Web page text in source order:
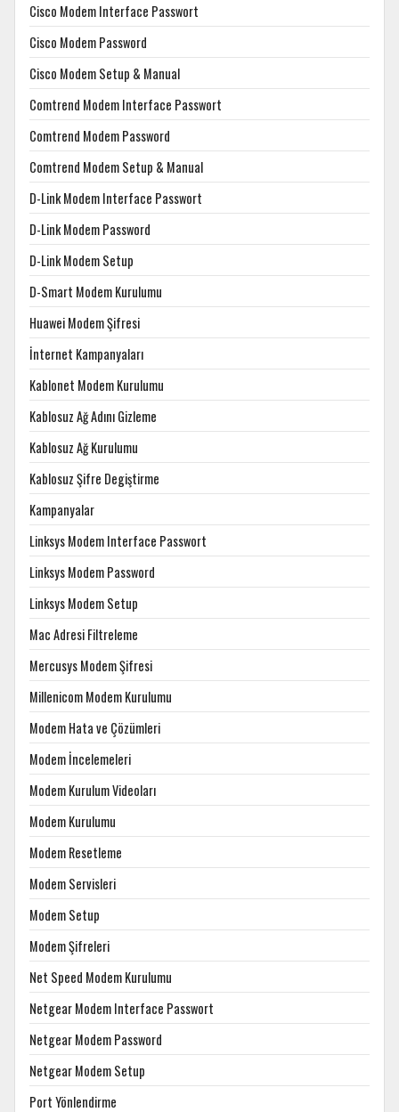
Cisco Modem Interface Passwort
Cisco Modem Password
Cisco Modem Setup & Manual
Comtrend Modem Interface Passwort
Comtrend Modem Password
Comtrend Modem Setup & Manual
D-Link Modem Interface Passwort
D-Link Modem Password
D-Link Modem Setup
D-Smart Modem Kurulumu
Huawei Modem Şifresi
İnternet Kampanyaları
Kablonet Modem Kurulumu
Kablosuz Ağ Adını Gizleme
Kablosuz Ağ Kurulumu
Kablosuz Şifre Degiştirme
Kampanyalar
Linksys Modem Interface Passwort
Linksys Modem Password
Linksys Modem Setup
Mac Adresi Filtreleme
Mercusys Modem Şifresi
Millenicom Modem Kurulumu
Modem Hata ve Çözümleri
Modem İncelemeleri
Modem Kurulum Videoları
Modem Kurulumu
Modem Resetleme
Modem Servisleri
Modem Setup
Modem Şifreleri
Net Speed Modem Kurulumu
Netgear Modem Interface Passwort
Netgear Modem Password
Netgear Modem Setup
Port Yönlendirme